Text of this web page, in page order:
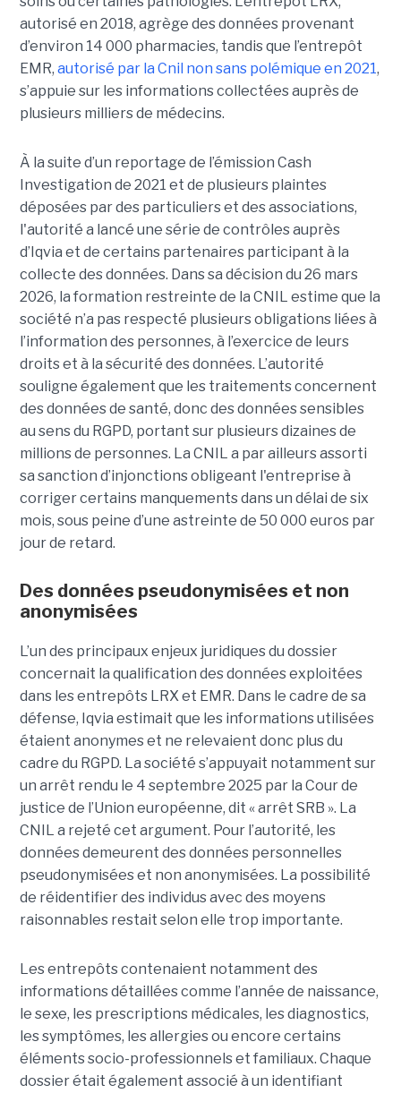
autorisé en 2018, agrège des données provenant
d’environ 14 000 pharmacies, tandis que l’entrepôt
EMR, autorisé par la Cnil non sans polémique en 2021,
s’appuie sur les informations collectées auprès de
plusieurs milliers de médecins.
À la suite d’un reportage de l’émission Cash
Investigation de 2021 et de plusieurs plaintes
déposées par des particuliers et des associations,
l'autorité a lancé une série de contrôles auprès
d’Iqvia et de certains partenaires participant à la
collecte des données. Dans sa décision du 26 mars
2026, la formation restreinte de la CNIL estime que la
société n’a pas respecté plusieurs obligations liées à
l’information des personnes, à l’exercice de leurs
droits et à la sécurité des données. L’autorité
souligne également que les traitements concernent
des données de santé, donc des données sensibles
au sens du RGPD, portant sur plusieurs dizaines de
millions de personnes. La CNIL a par ailleurs assorti
sa sanction d’injonctions obligeant l'entreprise à
corriger certains manquements dans un délai de six
mois, sous peine d’une astreinte de 50 000 euros par
jour de retard.
Des données pseudonymisées et non
anonymisées
L’un des principaux enjeux juridiques du dossier
concernait la qualification des données exploitées
dans les entrepôts LRX et EMR. Dans le cadre de sa
défense, Iqvia estimait que les informations utilisées
étaient anonymes et ne relevaient donc plus du
cadre du RGPD. La société s’appuyait notamment sur
un arrêt rendu le 4 septembre 2025 par la Cour de
justice de l’Union européenne, dit « arrêt SRB ». La
CNIL a rejeté cet argument. Pour l’autorité, les
données demeurent des données personnelles
pseudonymisées et non anonymisées. La possibilité
de réidentifier des individus avec des moyens
raisonnables restait selon elle trop importante.
Les entrepôts contenaient notamment des
informations détaillées comme l’année de naissance,
le sexe, les prescriptions médicales, les diagnostics,
les symptômes, les allergies ou encore certains
éléments socio-professionnels et familiaux. Chaque
dossier était également associé à un identifiant